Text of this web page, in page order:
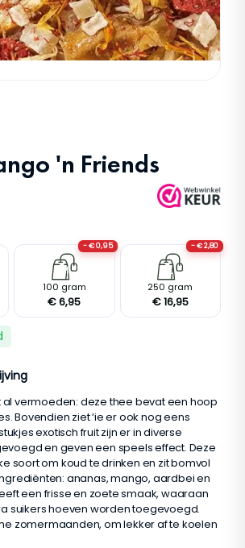
'n Friends
- € 0,95
M
100 gram
€ 6,95
- € 2,80
L
250 gram
€ 16,95
vermoeden: deze thee bevat een hoop
Bovendien ziet ‘ie er ook nog eens
exotisch fruit zijn er in diverse
en geven een speels effect. Deze
soort om koud te drinken en zit bomvol
ananas, mango, aardbei en
een frisse en zoete smaak, waaraan
suikers hoeven worden toegevoegd.
zomermaanden, om lekker af te koelen